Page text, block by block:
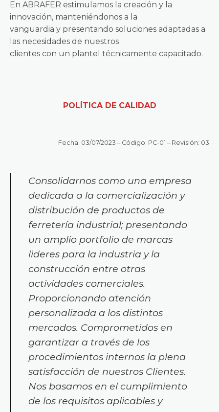
En ABRAFER estimulamos la creación y la
innovación, manteniéndonos a la
vanguardia y presentando soluciones adaptadas a
las necesidades de nuestros
clientes con un plantel técnicamente capacitado.
POLÍTICA DE CALIDAD
Fecha: 03/07/2023 – Código: PC-01 – Revisión: 03
Consolidarnos como una empresa
dedicada a la comercialización y
distribución de productos de
ferretería industrial; presentando
un amplio portfolio de marcas
lideres para la industria y la
construcción entre otras
actividades comerciales.
Proporcionando atención
personalizada a los distintos
mercados. Comprometidos en
garantizar a través de los
procedimientos internos la plena
satisfacción de nuestros Clientes.
Nos basamos en el cumplimiento
de los requisitos aplicables y